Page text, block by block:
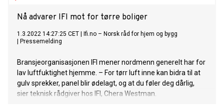
Nå advarer IFI mot for tørre boliger
1.3.2022 14:27:25 CET
Ifi.no – Norsk råd for hjem og bygg
Pressemelding
Bransjeorganisasjonen IFI mener nordmenn generelt har for
lav luftfuktighet hjemme. – For tørr luft inne kan bidra til at
gulv sprekker, panel blir ødelagt, og at du føler deg dårlig,
sier teknisk rådgiver hos IFI, Chera Westman.